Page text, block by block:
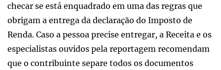
checar se está enquadrado em uma das regras que
obrigam a entrega da declaração do Imposto de
Renda. Caso a pessoa precise entregar, a Receita e os
especialistas ouvidos pela reportagem recomendam
que o contribuinte separe todos os documentos